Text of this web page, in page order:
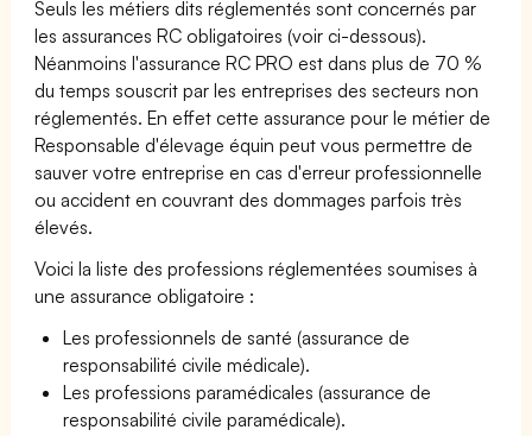
Seuls les métiers dits réglementés sont concernés par
les assurances RC obligatoires (voir ci-dessous).
Néanmoins l'assurance RC PRO est dans plus de 70 %
du temps souscrit par les entreprises des secteurs non
réglementés. En effet cette assurance pour le métier de
Responsable d'élevage équin peut vous permettre de
sauver votre entreprise en cas d'erreur professionnelle
ou accident en couvrant des dommages parfois très
élevés.
Voici la liste des professions réglementées soumises à
une assurance obligatoire :
Les professionnels de santé (assurance de
responsabilité civile médicale).
Les professions paramédicales (assurance de
responsabilité civile paramédicale).